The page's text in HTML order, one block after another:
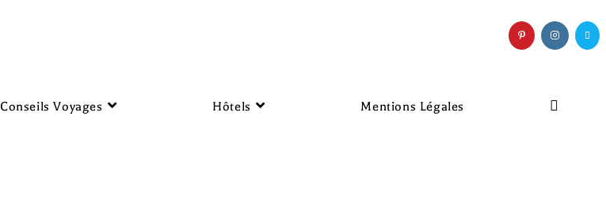
Conseils Voyages Hôtels Mentions Légales